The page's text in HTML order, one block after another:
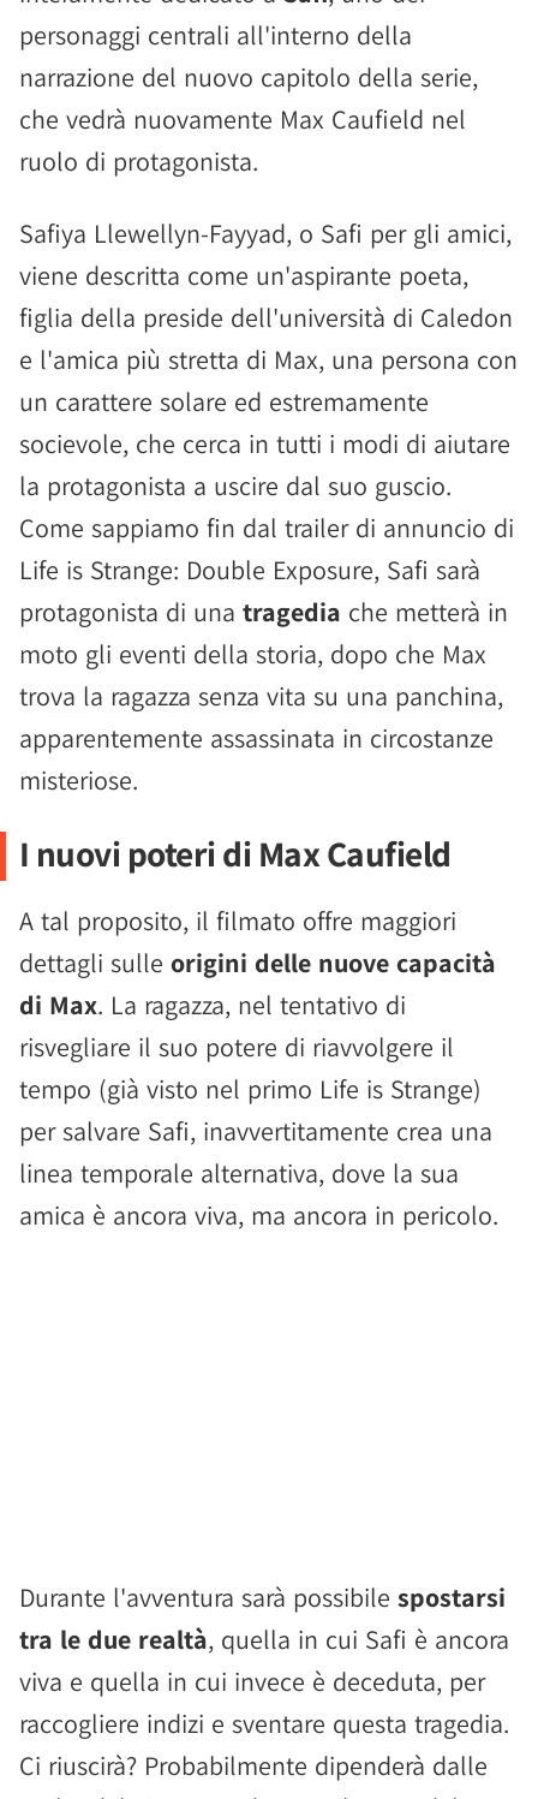
personaggi centrali all'interno della
narrazione del nuovo capitolo della serie,
che vedrà nuovamente Max Caufield nel
ruolo di protagonista.
Safiya Llewellyn-Fayyad, o Safi per gli amici,
viene descritta come un'aspirante poeta,
figlia della preside dell'università di Caledon
e l'amica più stretta di Max, una persona con
un carattere solare ed estremamente
socievole, che cerca in tutti i modi di aiutare
la protagonista a uscire dal suo guscio.
Come sappiamo fin dal trailer di annuncio di
Life is Strange: Double Exposure, Safi sarà
protagonista di una tragedia che metterà in
moto gli eventi della storia, dopo che Max
trova la ragazza senza vita su una panchina,
apparentemente assassinata in circostanze
misteriose.
I nuovi poteri di Max Caufield
A tal proposito, il filmato offre maggiori
dettagli sulle origini delle nuove capacità
di Max. La ragazza, nel tentativo di
risvegliare il suo potere di riavvolgere il
tempo (già visto nel primo Life is Strange)
per salvare Safi, inavvertitamente crea una
linea temporale alternativa, dove la sua
amica è ancora viva, ma ancora in pericolo.
Durante l'avventura sarà possibile spostarsi
tra le due realtà, quella in cui Safi è ancora
viva e quella in cui invece è deceduta, per
raccogliere indizi e sventare questa tragedia.
Ci riuscirà? Probabilmente dipenderà dalle